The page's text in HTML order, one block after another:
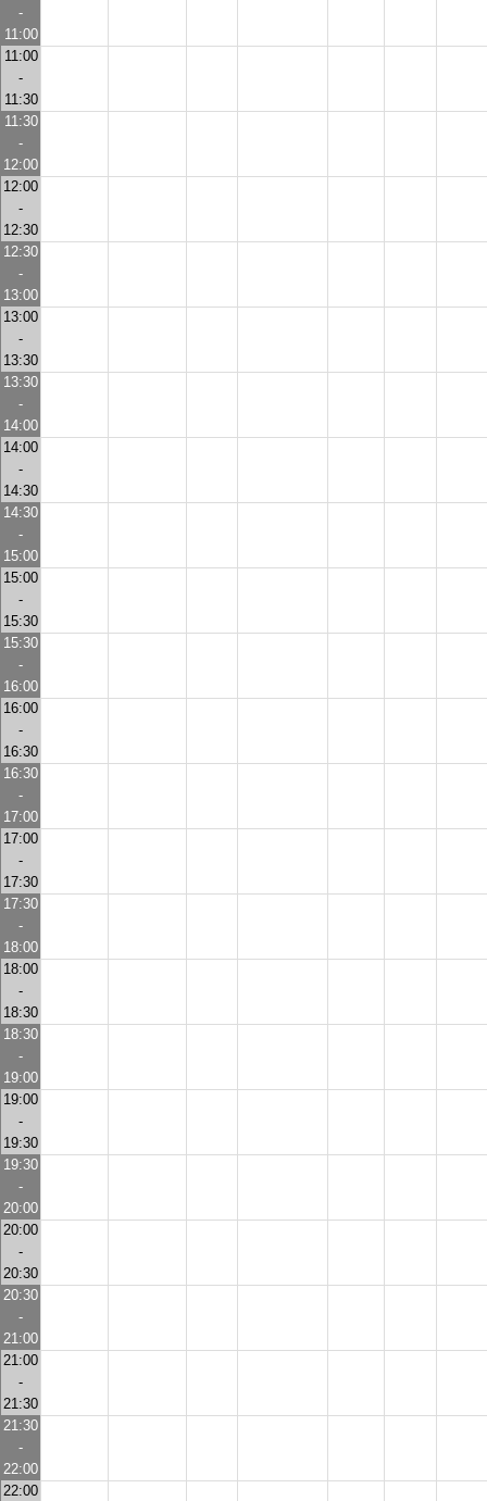
-
11:00
11:00
-
11:30
11:30
-
12:00
12:00
-
12:30
12:30
-
13:00
13:00
-
13:30
13:30
-
14:00
14:00
-
14:30
14:30
-
15:00
15:00
-
15:30
15:30
-
16:00
16:00
-
16:30
16:30
-
17:00
17:00
-
17:30
17:30
-
18:00
18:00
-
18:30
18:30
-
19:00
19:00
-
19:30
19:30
-
20:00
20:00
-
20:30
20:30
-
21:00
21:00
-
21:30
21:30
-
22:00
22:00